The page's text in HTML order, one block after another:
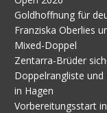
Goldhoffnung für
Franziska Oberlies
Mixed-Doppel
Zentarra-Brüder
Doppelrangliste
in Hagen
Vorbereitungsstart